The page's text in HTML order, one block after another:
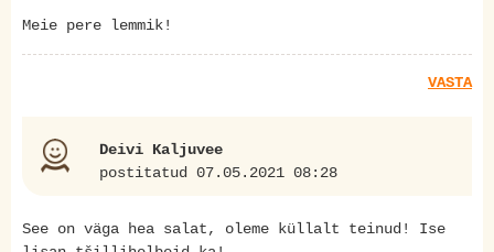
Meie pere lemmik!
VASTA
Deivi Kaljuvee
postitatud 07.05.2021 08:28
See on väga hea salat, oleme küllalt teinud! Ise